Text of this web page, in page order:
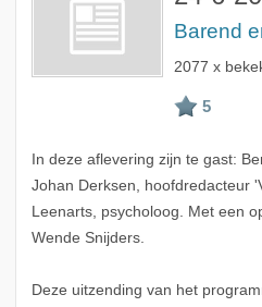
Barend
2077 x
In deze aflevering zijn te gast:
Johan Derksen, hoofdredacteur
Leenarts, psycholoog. Met een
Wende Snijders.
Deze uitzending van het